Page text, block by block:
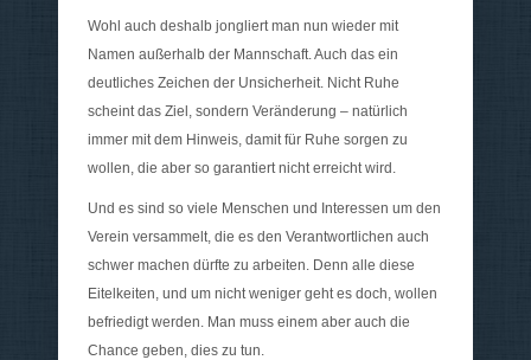
Wohl auch deshalb jongliert man nun wieder mit
Namen außerhalb der Mannschaft. Auch das ein
deutliches Zeichen der Unsicherheit. Nicht Ruhe
scheint das Ziel, sondern Veränderung – natürlich
immer mit dem Hinweis, damit für Ruhe sorgen zu
wollen, die aber so garantiert nicht erreicht wird.
Und es sind so viele Menschen und Interessen um den
Verein versammelt, die es den Verantwortlichen auch
schwer machen dürfte zu arbeiten. Denn alle diese
Eitelkeiten, und um nicht weniger geht es doch, wollen
befriedigt werden. Man muss einem aber auch die
Chance geben, dies zu tun.